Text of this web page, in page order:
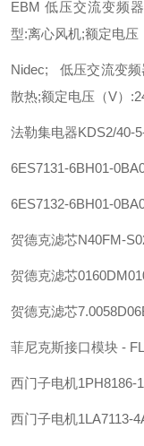
EBM 低压交流变频
型:离心风机;额定电
Nidec; 低压交流变频
散热;额定电压（V）
法勒集电器KDS2/40-
6ES7131-6BH01-
6ES7132-6BH01-
贺德克滤芯N40FM-
贺德克滤芯
贺德克滤芯
菲尼克斯接口模块 -
西门子电机1PH8186-
西门子电机1LA7113-